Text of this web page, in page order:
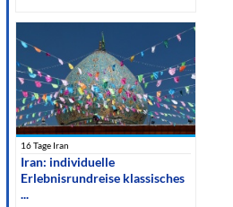
16 Tage Iran
Iran: individuelle
Erlebnisrundreise klassisches
...